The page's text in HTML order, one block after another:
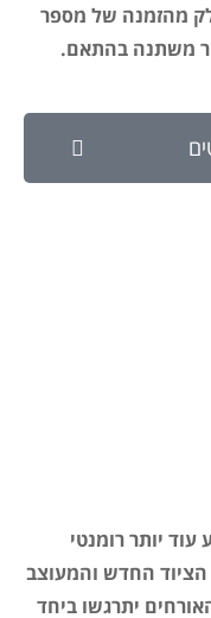
מהזמנה של מספר
משתנה בהתאם.
יותר רומנטי
הציוד החדש והמעוצב
יתרגשו ביחד